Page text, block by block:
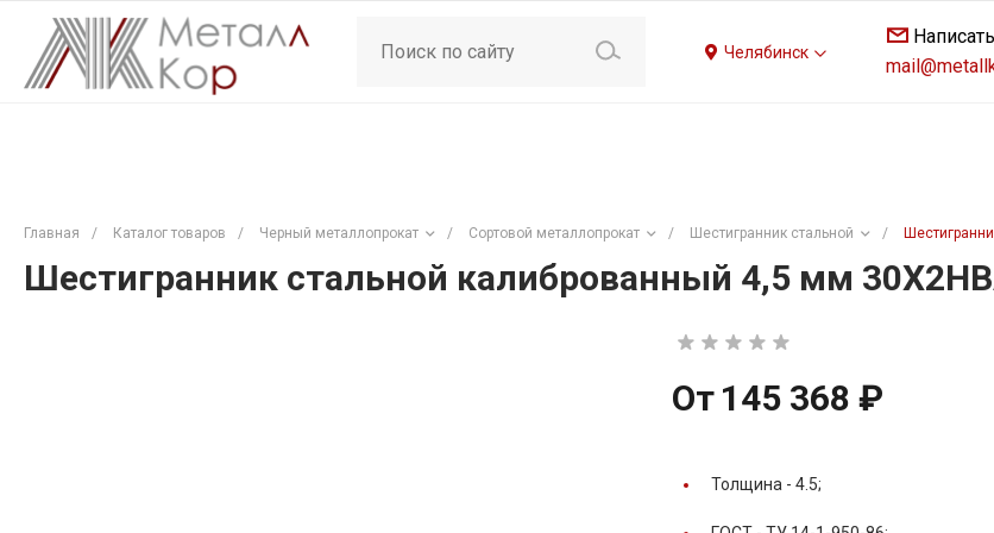
Челябинск
Главная / Каталог товаров / Черный металлопрокат / Сортовой металлопрокат / Шестигранник стальной /
Шестигранник стальной калиброванный 4,5 мм
От 145 368 ₽
Толщина - 4.5;